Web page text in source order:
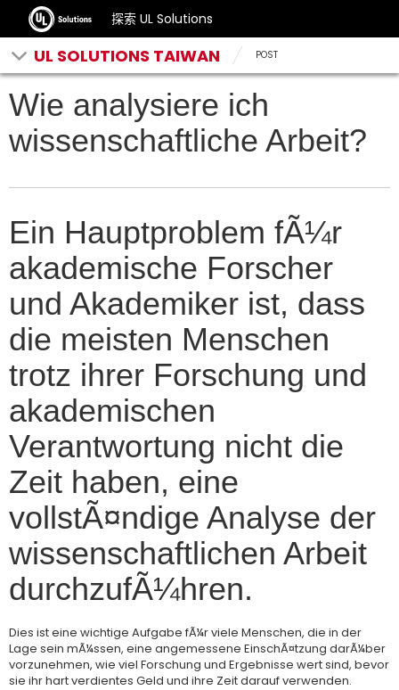
探索 UL Solutions
UL SOLUTIONS TAIWAN POST
Wie analysiere ich
wissenschaftliche Arbeit?
Ein Hauptproblem fÃ¼r
akademische Forscher
und Akademiker ist, dass
die meisten Menschen
trotz ihrer Forschung und
akademischen
Verantwortung nicht die
Zeit haben, eine
vollstÃ¤ndige Analyse der
wissenschaftlichen Arbeit
durchzufÃ¼hren.
Dies ist eine wichtige Aufgabe fÃ¼r viele Menschen, die in der
Lage sein mÃ¼ssen, eine angemessene EinschÃ¤tzung darÃ¼ber
vorzunehmen, wie viel Forschung und Ergebnisse wert sind, bevor
sie ihr hart verdientes Geld und ihre Zeit darauf verwenden.